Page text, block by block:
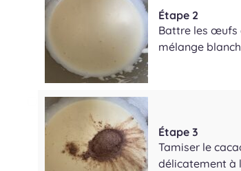
Étape 2
Battre les œufs
mélange
Étape 3
Tamiser le
délicatement à